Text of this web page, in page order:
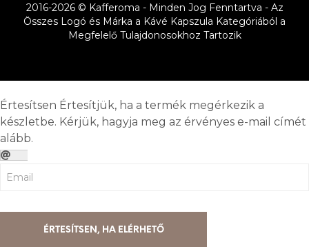
2016-2026 © Kafferoma - Minden Jog Fenntartva - Az
Összes Logó és Márka a Kávé Kapszula Kategóriából a
Megfelelő Tulajdonosokhoz Tartozik
Értesítsen Értesítjük, ha a termék megérkezik a
készletbe. Kérjük, hagyja meg az érvényes e-mail címét
alább.
ÉRTESÍTSEN, HA ELÉRHETŐ